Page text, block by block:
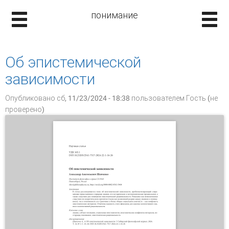
понимание
Об эпистемической
зависимости
Опубликовано сб, 11/23/2024 - 18:38 пользователем Гость (не
проверено)